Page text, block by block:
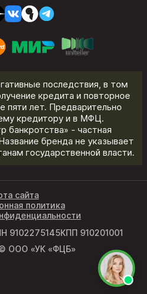
последствия, в том
кредита и повторное
пяти лет. Предварительно
кредитору и в МФЦ.
банкротства» - частная
бренда не указывает
государственной власти.
9102275145КПП 910201001
ООО «УК «ФЦБ»
сайта
политика